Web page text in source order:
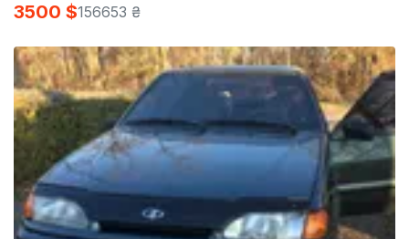
3500 $156653 ₴